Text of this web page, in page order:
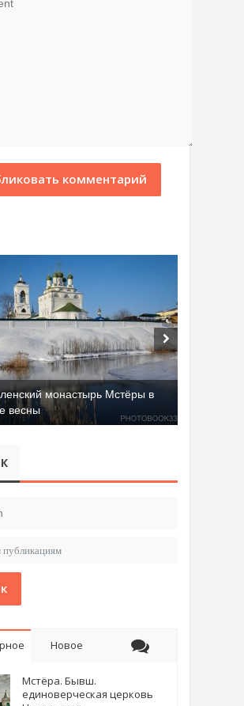
монастырь Мстёры в
весны
Новое
Мстёра. Бывш.
единоверческая церковь